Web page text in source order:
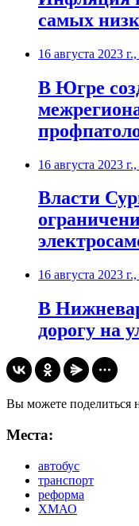
самых
16 августа 2023
В Югре
16 августа 2023
Власти
16 августа 2023
В
дорогу на
Вы можете поделиться
Места:
автобус
транспорт
реформа
ХМАО